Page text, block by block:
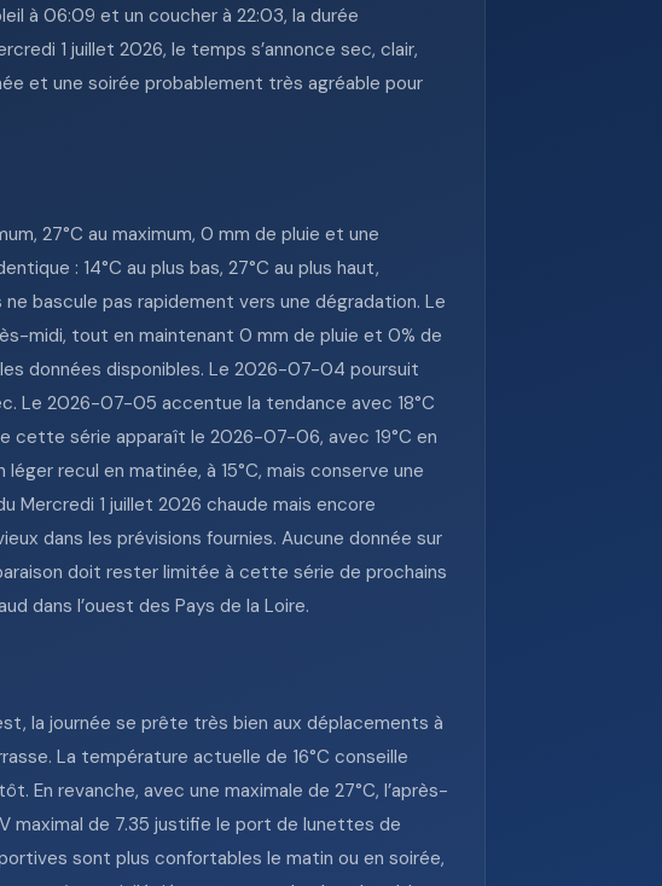
à 06:09 et un coucher à 22:03, la durée
1 juillet 2026, le temps s’annonce sec, clair,
et une soirée probablement très agréable pour
27°C au maximum, 0 mm de pluie et une
: 14°C au plus bas, 27°C au plus haut,
bascule pas rapidement vers une dégradation. Le
midi, tout en maintenant 0 mm de pluie et 0% de
les données disponibles. Le 2026-07-04 poursuit
Le 2026-07-05 accentue la tendance avec 18°C
cette série apparaît le 2026-07-06, avec 19°C en
recul en matinée, à 15°C, mais conserve une
Mercredi 1 juillet 2026 chaude mais encore
dans les prévisions fournies. Aucune donnée sur
doit rester limitée à cette série de prochains
dans l’ouest des Pays de la Loire.
la journée se prête très bien aux déplacements à
La température actuelle de 16°C conseille
En revanche, avec une maximale de 27°C, l’après-
maximal de 7.35 justifie le port de lunettes de
sont plus confortables le matin ou en soirée,